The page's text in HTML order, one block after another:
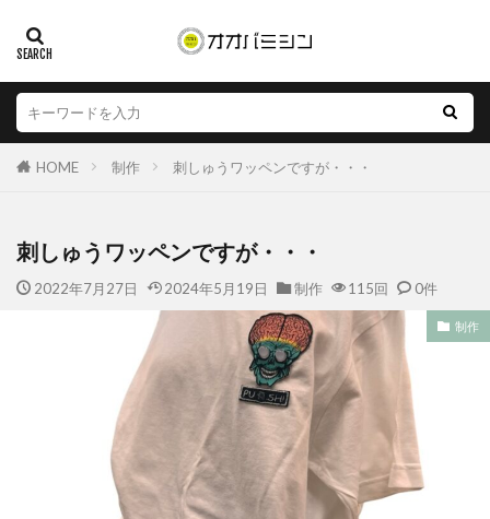
HOME 制作 刺しゅうワッペンですが・・・
刺しゅうワッペンですが・・・
2022年7月27日 2024年5月19日 制作 115回 0件
制作